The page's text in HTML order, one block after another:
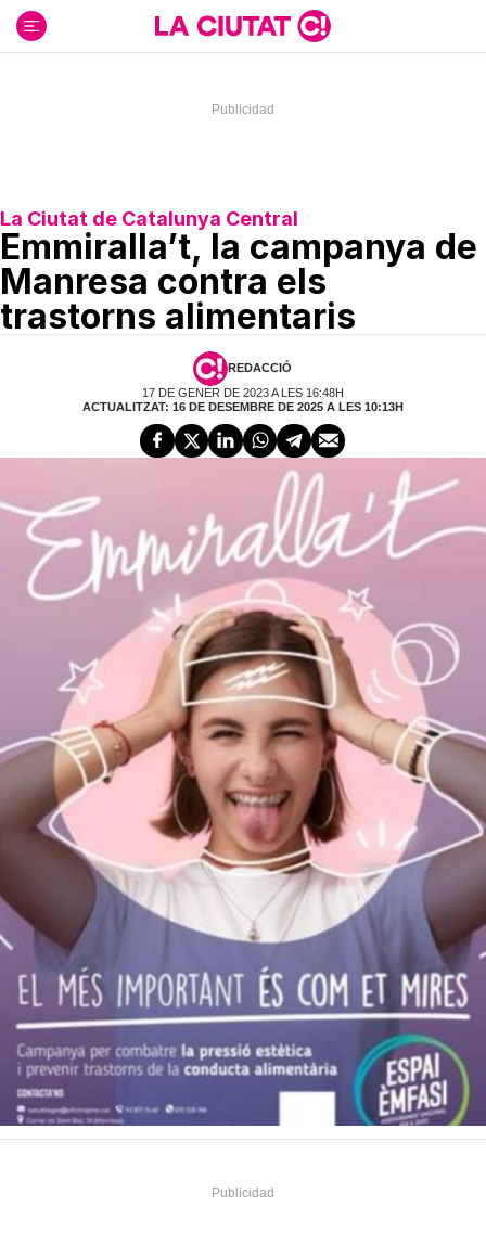
contenido
La Ciutat de Catalunya Central
Emmiralla’t, la campanya de
Manresa contra els
trastorns alimentaris
REDACCIÓ
17 DE GENER DE 2023 A LES 16:48H
ACTUALITZAT: 16 DE DESEMBRE DE 2025 A LES 10:13H